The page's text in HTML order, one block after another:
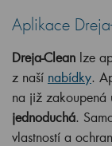
Aplikace
Dreja-Clean lze
z naší nabídky.
na již zakoupená
jednoduchá.
vlastností a